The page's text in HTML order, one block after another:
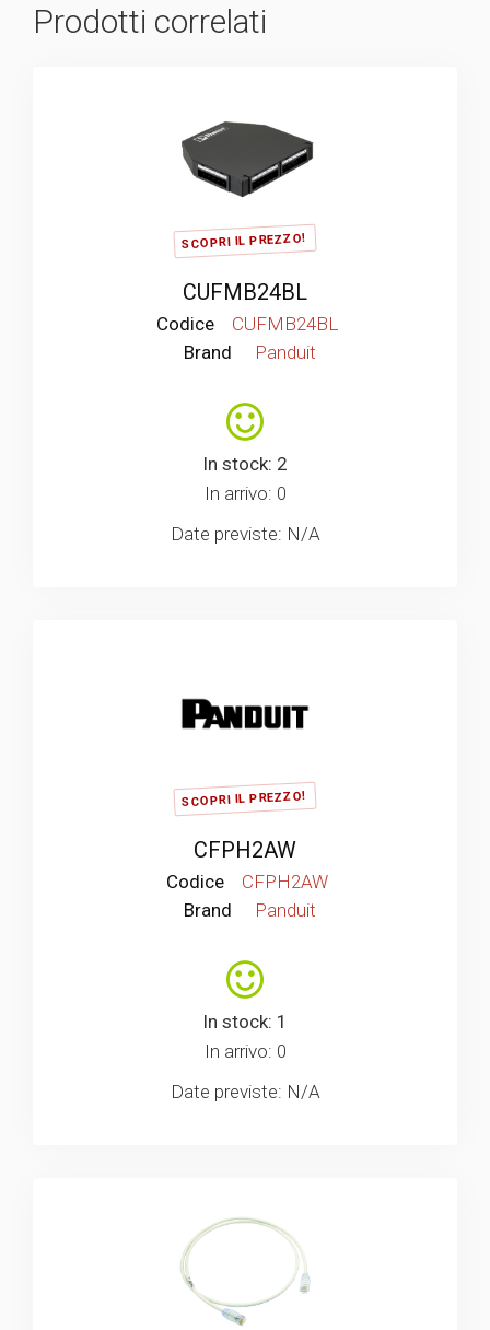
Prodotti correlati
SCOPRI IL PREZZO!
CUFMB24BL
Codice
CUFMB24BL
Brand
Panduit
In stock: 2
In arrivo: 0
Date previste: N/A
SCOPRI IL PREZZO!
CFPH2AW
Codice
CFPH2AW
Brand
Panduit
In stock: 1
In arrivo: 0
Date previste: N/A